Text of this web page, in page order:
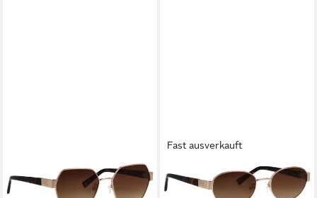
BRENDEL EYEWEAR
Sonnenbrille Modell 905065
Fast ausverkauft
BRENDEL EYEWEAR
Sonnenbrille Modell 905066